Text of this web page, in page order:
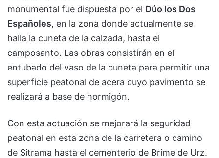
monumental fue dispuesta por el Dúo los Dos
Españoles, en la zona donde actualmente se
halla la cuneta de la calzada, hasta el
camposanto. Las obras consistirán en el
entubado del vaso de la cuneta para permitir una
superficie peatonal de acera cuyo pavimento se
realizará a base de hormigón.
Con esta actuación se mejorará la seguridad
peatonal en esta zona de la carretera o camino
de Sitrama hasta el cementerio de Brime de Urz.